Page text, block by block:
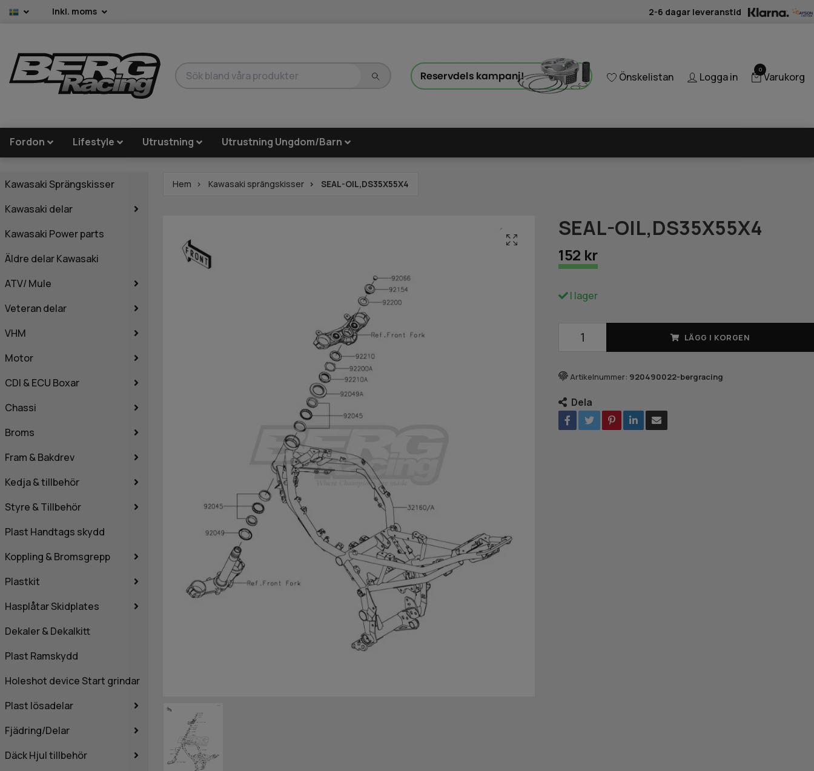
Inkl. moms 2-6 dagar leveranstid
Önskelistan Logga in
0
Varukorg
Fordon Lifestyle Utrustning Utrustning Ungdom/Barn
Kawasaki Sprängskisser
Kawasaki delar
Kawasaki Power parts
Äldre delar Kawasaki
ATV/ Mule
Veteran delar
VHM
Motor
CDI & ECU Boxar
Chassi
Broms
Fram & Bakdrev
Kedja & tillbehör
Styre & Tillbehör
Plast Handtags skydd
Koppling & Bromsgrepp
Plastkit
Hasplåtar Skidplates
Dekaler & Dekalkitt
Plast Ramskydd
Holeshot device Start grindar
Plast lösadelar
Fjädring/Delar
Däck Hjul tillbehör
Hem Kawasaki sprängskisser SEAL-OIL,DS35X55X4
SEAL-OIL,DS35X55X4
152 kr
I lager
LÄGG I KORGEN
Artikelnummer: 920490022-bergracing
Dela